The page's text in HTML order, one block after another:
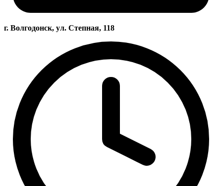
г. Волгодонск, ул. Степная, 118